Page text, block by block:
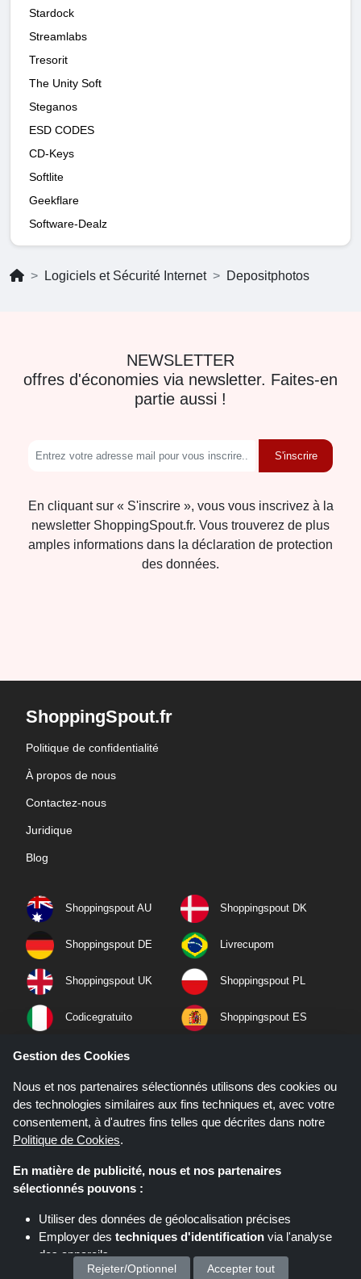
Stardock
Streamlabs
Tresorit
The Unity Soft
Steganos
ESD CODES
CD-Keys
Softlite
Geekflare
Software-Dealz
Logiciels et Sécurité Internet Depositphotos
NEWSLETTER
offres d'économies via newsletter. Faites-en
partie aussi !
S'inscrire
En cliquant sur « S'inscrire », vous vous inscrivez à la
newsletter ShoppingSpout.fr. Vous trouverez de plus
amples informations dans la déclaration de protection
des données.
ShoppingSpout.fr
Politique de confidentialité
À propos de nous
Contactez-nous
Juridique
Blog
Shoppingspout AU Shoppingspout DK
Shoppingspout DE Livrecupom
Shoppingspout UK Shoppingspout PL
Codicegratuito Shoppingspout ES
Shoppingspout NL
Shoppingspout PT Shoppingspout NO
Gestion des Cookies
Nous et nos partenaires sélectionnés utilisons des cookies ou
des technologies similaires aux fins techniques et, avec votre
consentement, à d'autres fins telles que décrites dans notre
Politique de Cookies.
En matière de publicité, nous et nos partenaires
sélectionnés pouvons :
Utiliser des données de géolocalisation précises
Employer des techniques d'identification via l'analyse
des appareils
Stocker et/ou accéder à des informations sur un appareil
Rejeter/Optionnel Accepter tout